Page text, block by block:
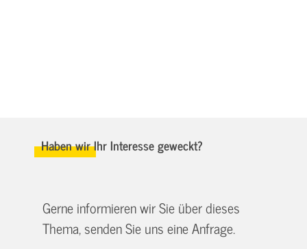
Haben wir Ihr Interesse geweckt?
Gerne informieren wir Sie über dieses
Thema, senden Sie uns eine Anfrage.